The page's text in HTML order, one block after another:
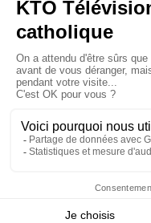
La
Le
© KTO 2026 —